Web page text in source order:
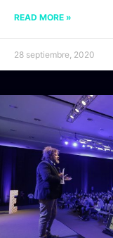
READ MORE »
28 septiembre, 2020